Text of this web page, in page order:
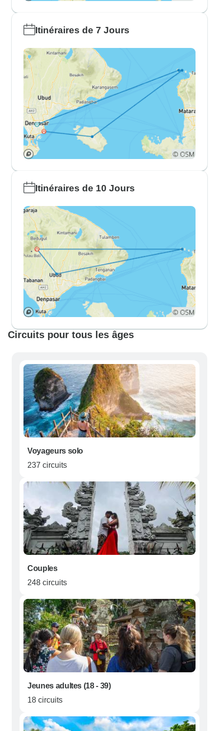
Itinéraires de 7 Jours
Itinéraires de 10 Jours
Circuits pour tous les âges
Voyageurs solo
237 circuits
Couples
248 circuits
Jeunes adultes (18 - 39)
18 circuits